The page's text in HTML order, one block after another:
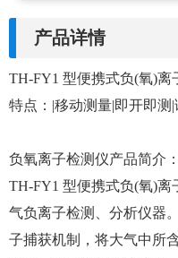
产品详情
TH-FY1 型便携式负(氧)离
特点：|移动测量|即开即测
负氧离子检测仪产品简介：
TH-FY1 型便携式负(氧)
气负离子检测、分析仪器
子捕获机制，将大气中所